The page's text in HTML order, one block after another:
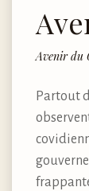
Avenir du
Partout